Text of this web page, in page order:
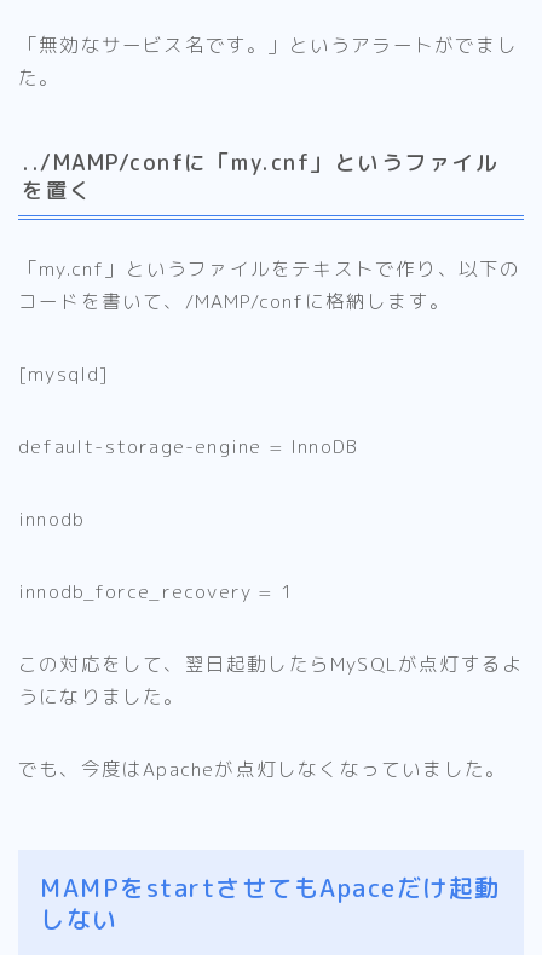
「無効なサービス名です。」というアラートがでまし
た。
../MAMP/confに「my.cnf」というファイル
を置く
「my.cnf」というファイルをテキストで作り、以下の
コードを書いて、/MAMP/confに格納します。
[mysqld]
default-storage-engine = InnoDB
innodb
innodb_force_recovery = 1
この対応をして、翌日起動したらMySQLが点灯するよ
うになりました。
でも、今度はApacheが点灯しなくなっていました。
MAMPをstartさせてもApaceだけ起動
しない